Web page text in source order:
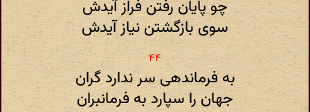
چو پایان رفتن فراز آیدش
سوی بازگشتن نیاز آیدش
به فرماندهی سر ندارد گران
جهان را سپارد به فرمانبران